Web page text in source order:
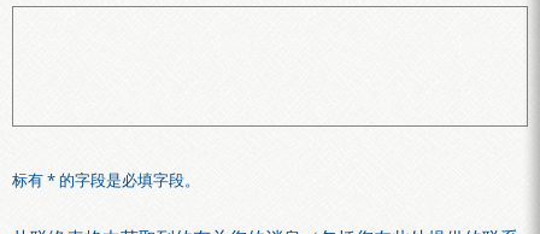
标有 * 的字段是必填字段。